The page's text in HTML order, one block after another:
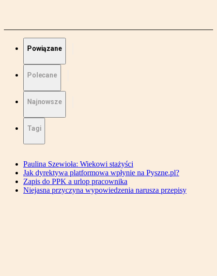
Powiązane
Polecane
Najnowsze
Tagi
Paulina Szewioła: Wiekowi stażyści
Jak dyrektywa platformowa wpłynie na Pyszne.pl?
Zapis do PPK a urlop pracownika
Niejasna przyczyna wypowiedzenia narusza przepisy